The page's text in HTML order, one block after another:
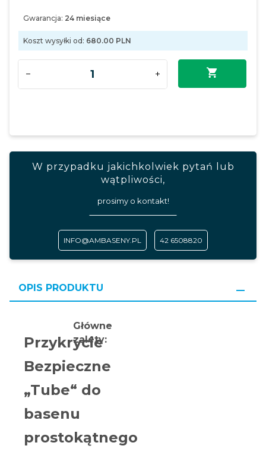
Gwarancja: 24 miesiące
Koszt wysyłki od: 680.00 PLN
W przypadku jakichkolwiek pytań lub
wątpliwości,
prosimy o kontakt!
INFO@AMBASENY.PL 42 6508820
OPIS PRODUKTU
Przykrycie
Bezpieczne
„Tube“ do
basenu
prostokątnego
Główne
zalety: